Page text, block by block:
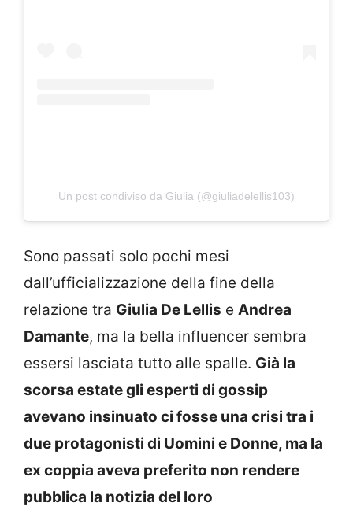
Un post condiviso da Giulia (@giuliadelellis103)
Sono passati solo pochi mesi
dall’ufficializzazione della fine della
relazione tra Giulia De Lellis e Andrea
Damante, ma la bella influencer sembra
essersi lasciata tutto alle spalle. Già la
scorsa estate gli esperti di gossip
avevano insinuato ci fosse una crisi tra i
due protagonisti di Uomini e Donne, ma la
ex coppia aveva preferito non rendere
pubblica la notizia del loro